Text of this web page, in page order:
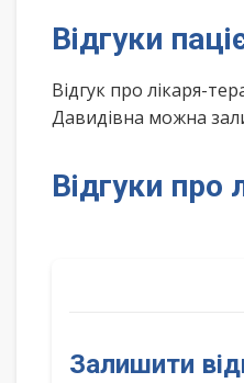
Відгуки
Відгук про лікаря-
Давидівна можна
Відгуки про
Залишити